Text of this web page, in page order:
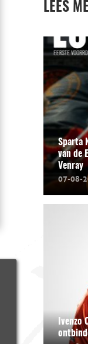
LEES
Sparta
van de
Venray
07-08-
Ivenzo